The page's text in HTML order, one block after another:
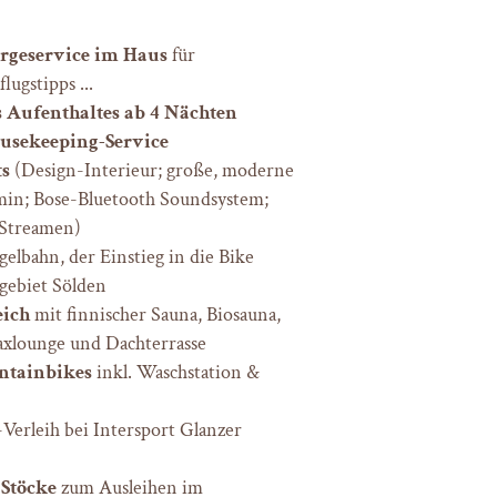
im Hausfür
...
ab 4 Nächten
Service
(Design-Interieur; große, moderne
Bose-Bluetooth Soundsystem;
der Einstieg in die Bike
Sölden
mit finnischer Sauna, Biosauna,
und Dachterrasse
inkl. Waschstation &
bei Intersport Glanzer
zum Ausleihen im